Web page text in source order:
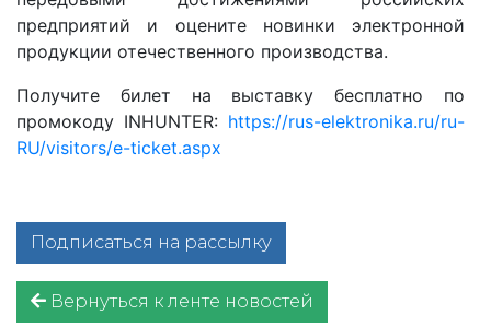
предприятий и оцените новинки электронной
продукции отечественного производства.
Получите билет на выставку бесплатно по
промокоду INHUNTER: https://rus-elektronika.ru/ru-
RU/visitors/e-ticket.aspx
Подписаться на рассылку
Вернуться к ленте новостей